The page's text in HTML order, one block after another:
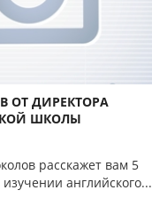
ОТ ДИРЕКТОРА
ШКОЛЫ
расскажет вам 5
изучении английского...